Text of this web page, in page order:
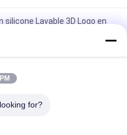
Lavable 3D Logo en
moule personnalisée
Transfert de chaleur Badge
pour vêtements
for?